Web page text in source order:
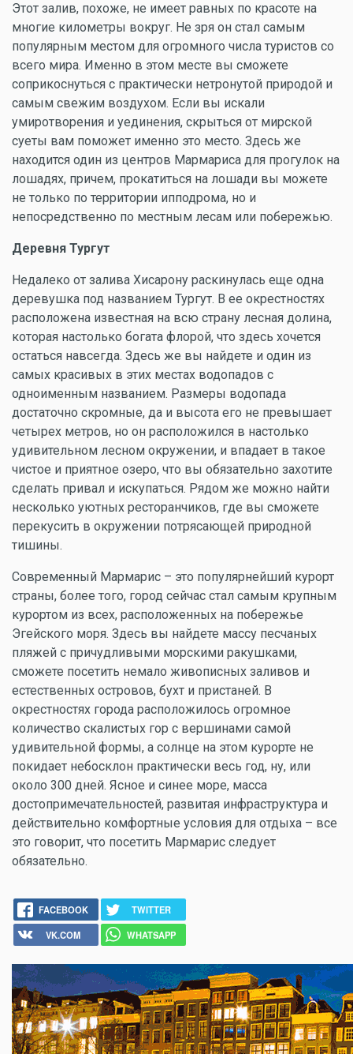
Этот залив, похоже, не имеет равных по красоте на
многие километры вокруг. Не зря он стал самым
популярным местом для огромного числа туристов со
всего мира. Именно в этом месте вы сможете
соприкоснуться с практически нетронутой природой и
самым свежим воздухом. Если вы искали
умиротворения и уединения, скрыться от мирской
суеты вам поможет именно это место. Здесь же
находится один из центров Мармариса для прогулок на
лошадях, причем, прокатиться на лошади вы можете
не только по территории ипподрома, но и
непосредственно по местным лесам или побережью.
Деревня Тургут
Недалеко от залива Хисарону раскинулась еще одна
деревушка под названием Тургут. В ее окрестностях
расположена известная на всю страну лесная долина,
которая настолько богата флорой, что здесь хочется
остаться навсегда. Здесь же вы найдете и один из
самых красивых в этих местах водопадов с
одноименным названием. Размеры водопада
достаточно скромные, да и высота его не превышает
четырех метров, но он расположился в настолько
удивительном лесном окружении, и впадает в такое
чистое и приятное озеро, что вы обязательно захотите
сделать привал и искупаться. Рядом же можно найти
несколько уютных ресторанчиков, где вы сможете
перекусить в окружении потрясающей природной
тишины.
Современный Мармарис – это популярнейший курорт
страны, более того, город сейчас стал самым крупным
курортом из всех, расположенных на побережье
Эгейского моря. Здесь вы найдете массу песчаных
пляжей с причудливыми морскими ракушками,
сможете посетить немало живописных заливов и
естественных островов, бухт и пристаней. В
окрестностях города расположилось огромное
количество скалистых гор с вершинами самой
удивительной формы, а солнце на этом курорте не
покидает небосклон практически весь год, ну, или
около 300 дней. Ясное и синее море, масса
достопримечательностей, развитая инфраструктура и
действительно комфортные условия для отдыха – все
это говорит, что посетить Мармарис следует
обязательно.
FACEBOOK
TWITTER
VK.COM
WHATSAPP